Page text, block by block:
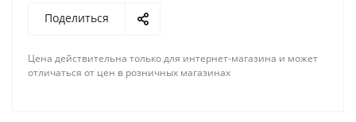
Поделиться
Цена действительна только для интернет-магазина и может
отличаться от цен в розничных магазинах